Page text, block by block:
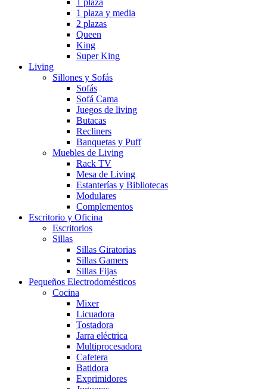
1 plaza
1 plaza y media
2 plazas
Queen
King
Super King
Living
Sillones y Sofás
Sofás
Sofá Cama
Juegos de living
Butacas
Recliners
Banquetas y Puff
Muebles de Living
Rack TV
Mesa de Living
Estanterías y Bibliotecas
Modulares
Complementos
Escritorio y Oficina
Escritorios
Sillas
Sillas Giratorias
Sillas Gamers
Sillas Fijas
Pequeños Electrodomésticos
Cocina
Mixer
Licuadora
Tostadora
Jarra eléctrica
Multiprocesadora
Cafetera
Batidora
Exprimidores